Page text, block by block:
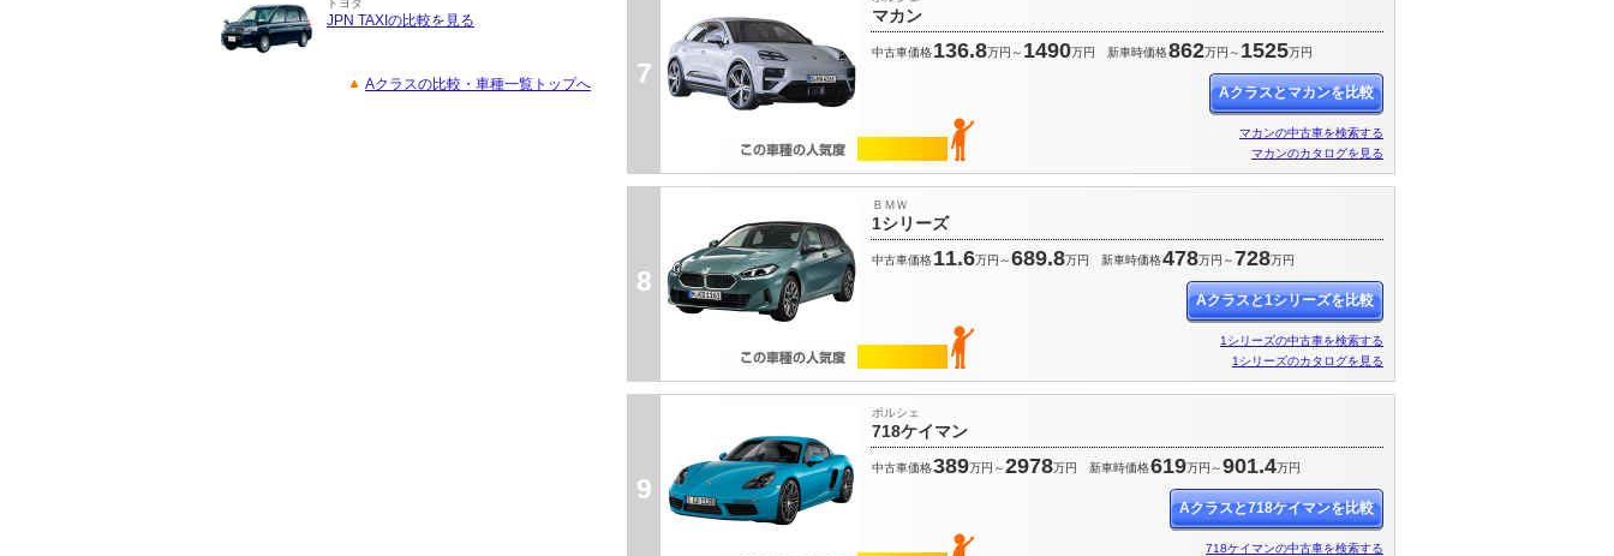
トヨタ
JPN TAXIの比較を見る
Aクラスの比較・車種一覧トップへ 7
マカン
中古車価格136.8万円～ 1490万円 新車時価格862万円～ 1525万円
Aクラスとマカンを比較
マカンの中古車を検索する
マカンのカタログを見る
8
1シリーズ
ＢＭＷ
中古車価格11.6万円～689.8万円 新車時価格478万円～728万円
Aクラスと1シリーズを比較
1シリーズの中古車を検索する
1シリーズのカタログを見る
9
718ケイマン
ポルシェ
中古車価格389万円～2978万円 新車時価格619万円～901.4万円
Aクラスと718ケイマンを比較
718ケイマンの中古車を検索する